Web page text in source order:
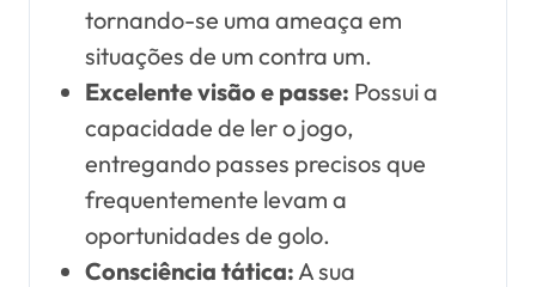
tornando-se uma ameaça em
situações de um contra um.
Excelente visão e passe: Possui a
capacidade de ler o jogo,
entregando passes precisos que
frequentemente levam a
oportunidades de golo.
Consciência tática: A sua